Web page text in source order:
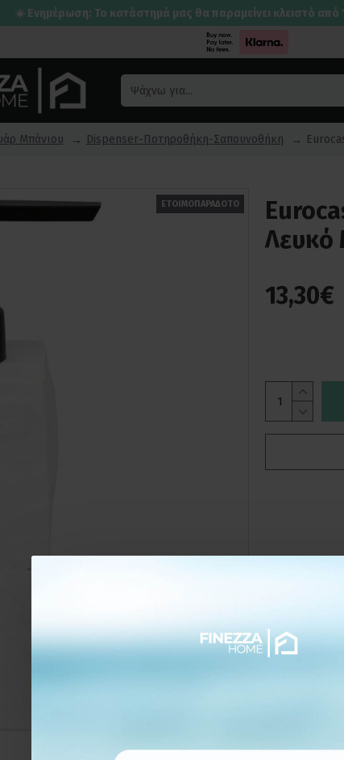
☀️ Ενημέρωση: Το κατάστημά μας θα παραμείνει κλειστό
Μπάνιου Dispenser-Ποτηροθήκη-Σαπουνοθήκη
ΕΤΟΙΜΟΠΑΡΑΔΟΤΟ
Λευκό
13,30€